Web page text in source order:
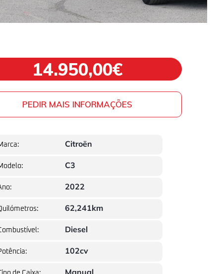
14.950,00€
PEDIR MAIS INFORMAÇÕES
Citroën
C3
2022
62,241km
Diesel
102cv
Manual